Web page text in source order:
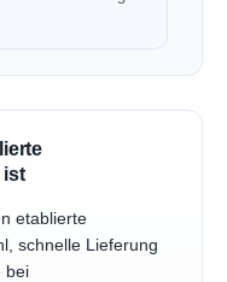
ist
etablierte
schnelle Lieferung
bei